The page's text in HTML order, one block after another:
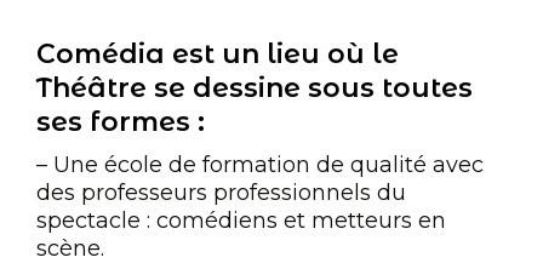
Comédia est un lieu où le
Théâtre se dessine sous toutes
ses formes :
– Une école de formation de qualité avec
des professeurs professionnels du
spectacle : comédiens et metteurs en
scène.